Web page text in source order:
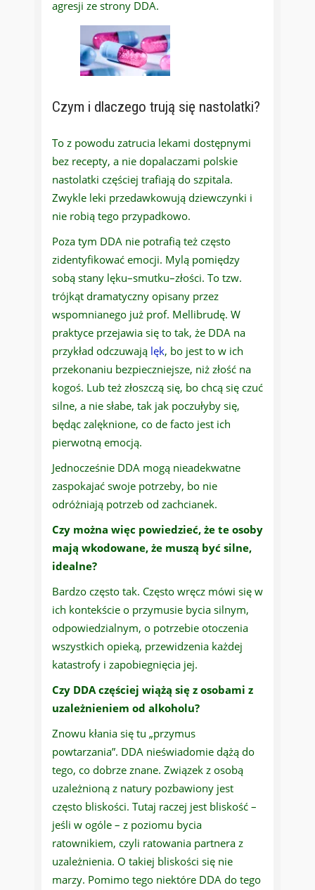
agresji ze strony DDA.
Czym i dlaczego trują się nastolatki?
To z powodu zatrucia lekami dostępnymi
bez recepty, a nie dopalaczami polskie
nastolatki częściej trafiają do szpitala.
Zwykle leki przedawkowują dziewczynki i
nie robią tego przypadkowo.
Poza tym DDA nie potrafią też często
zidentyfikować emocji. Mylą pomiędzy
sobą stany lęku–smutku–złości. To tzw.
trójkąt dramatyczny opisany przez
wspomnianego już prof. Mellibrudę. W
praktyce przejawia się to tak, że DDA na
przykład odczuwają lęk, bo jest to w ich
przekonaniu bezpieczniejsze, niż złość na
kogoś. Lub też złoszczą się, bo chcą się czuć
silne, a nie słabe, tak jak poczułyby się,
będąc zalęknione, co de facto jest ich
pierwotną emocją.
Jednocześnie DDA mogą nieadekwatne
zaspokajać swoje potrzeby, bo nie
odróżniają potrzeb od zachcianek.
Czy można więc powiedzieć, że te osoby
mają wkodowane, że muszą być silne,
idealne?
Bardzo często tak. Często wręcz mówi się w
ich kontekście o przymusie bycia silnym,
odpowiedzialnym, o potrzebie otoczenia
wszystkich opieką, przewidzenia każdej
katastrofy i zapobiegnięcia jej.
Czy DDA częściej wiążą się z osobami z
uzależnieniem od alkoholu?
Znowu kłania się tu „przymus
powtarzania”. DDA nieświadomie dążą do
tego, co dobrze znane. Związek z osobą
uzależnioną z natury pozbawiony jest
często bliskości. Tutaj raczej jest bliskość –
jeśli w ogóle – z poziomu bycia
ratownikiem, czyli ratowania partnera z
uzależnienia. O takiej bliskości się nie
marzy. Pomimo tego niektóre DDA do tego